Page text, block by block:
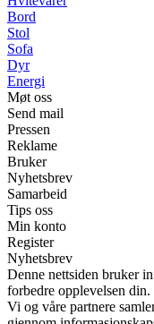
Bord
Stol
Sofa
Dyr
Energi
Møt oss
Send mail
Pressen
Reklame
Bruker
Nyhetsbrev
Samarbeid
Tips oss
Min konto
Register
Nyhetsbrev
Denne nettsiden bruker
forbedre opplevelsen din.
Vi og våre partnere